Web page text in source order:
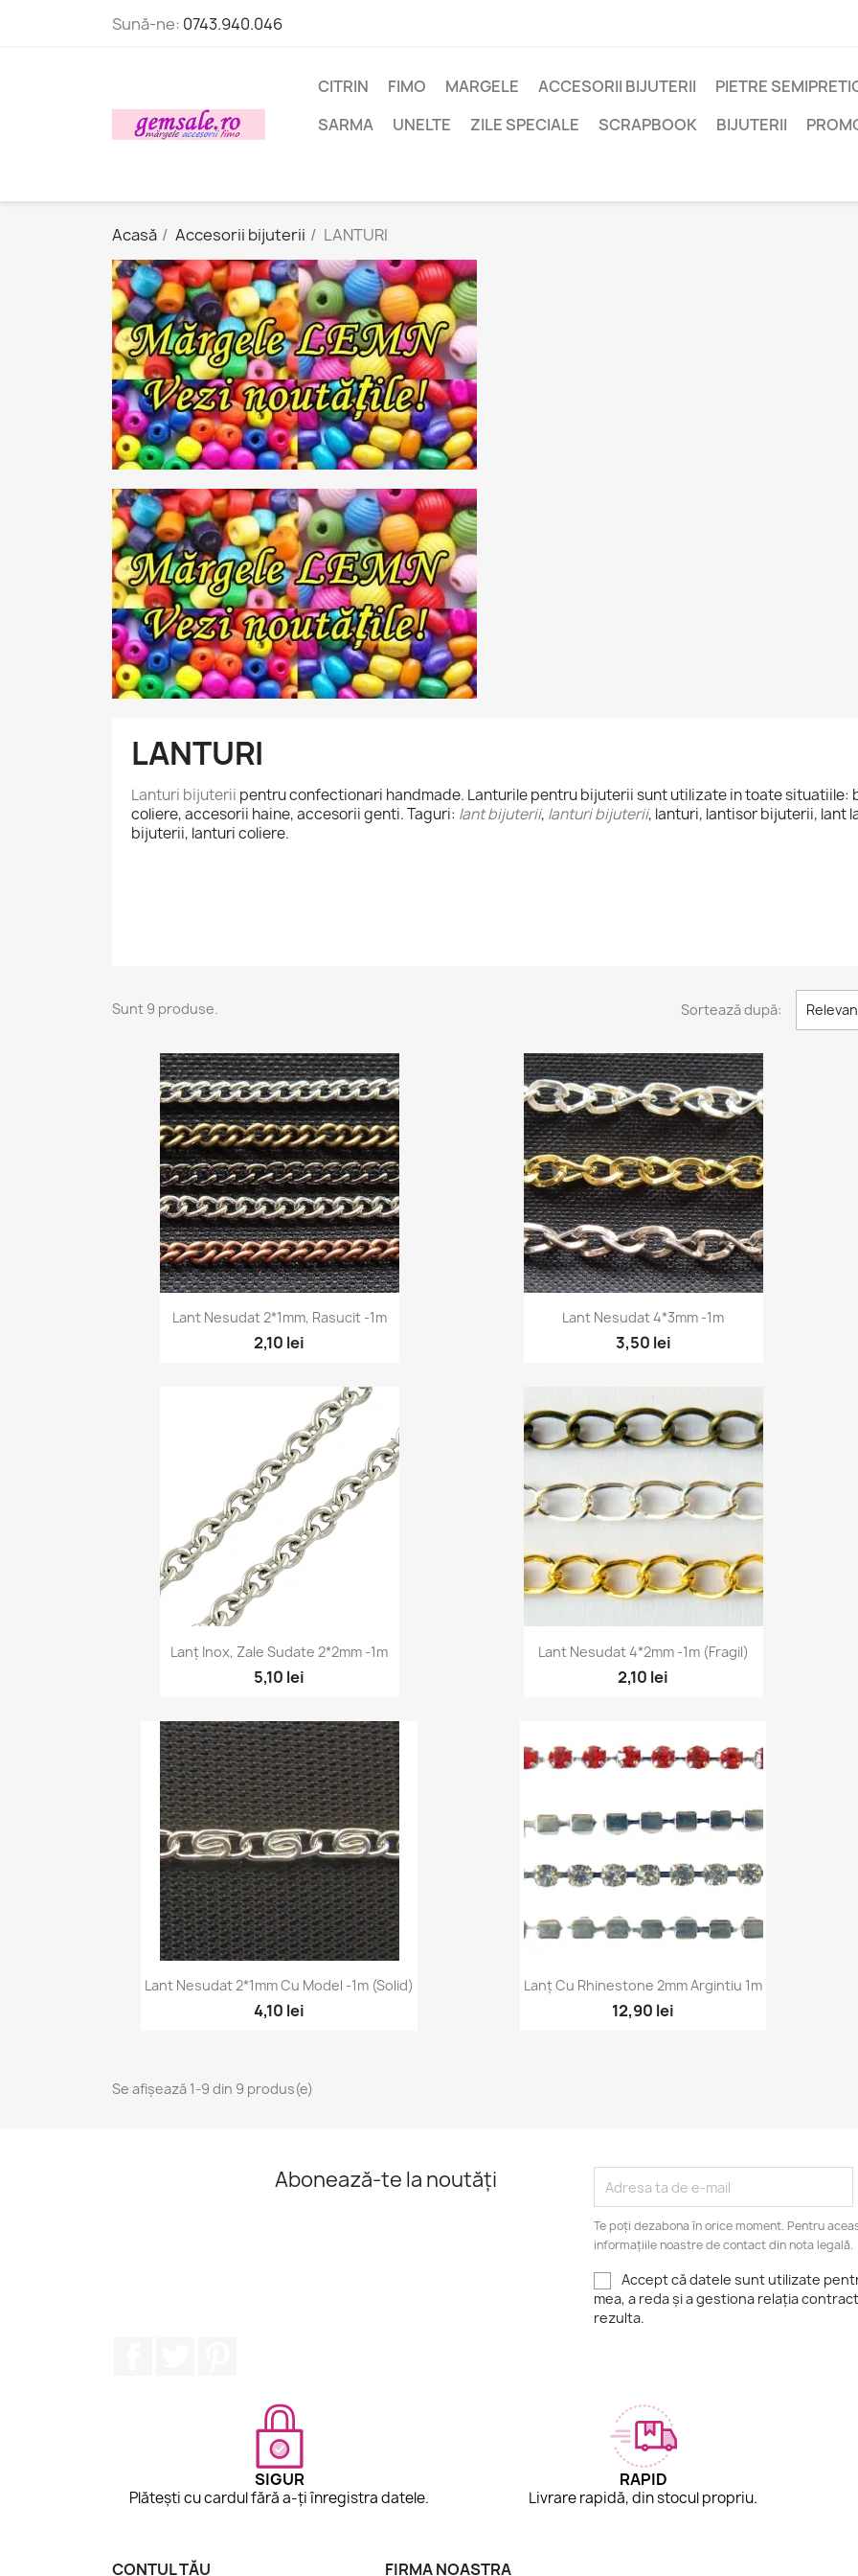
Sună-ne: 0743.940.046
CITRIN FIMO MARGELE ACCESORII BIJUTERII
PIETRE
SARMA
UNELTE ZILE SPECIALE SCRAPBOOK BIJUTERII
Acasă Accesorii bijuterii LANTURI
LANTURI
Lanturi bijuterii pentru confectionari handmade. Lanturile pentru bijuterii sunt utilizate in toate situatiile:
coliere, accesorii haine, accesorii genti. Taguri: lant bijuterii, lanturi bijuterii, lanturi, lantisor bijuterii, lant
bijuterii, lanturi coliere.
Sunt 9 produse. Sortează după:
Vizualizare rapidă
Lant Nesudat 2*1mm, Rasucit -1m
2,10 lei
Vizualizare rapidă
Lant Nesudat 4*3mm -1m
3,50 lei
Vizualizare rapidă
Lanț Inox, Zale Sudate 2*2mm -1m
5,10 lei
Vizualizare rapidă
Lant Nesudat 4*2mm -1m (fragil)
2,10 lei
Vizualizare rapidă
Lant Nesudat 2*1mm Cu Model -1m (solid)
4,10 lei
Vizualizare rapidă
Lanț Cu Rhinestone 2mm Argintiu 1m
12,90 lei
Se afișează 1-9 din 9 produs(e)
Abonează-te la noutăți
Te poți dezabona în orice moment. Pentru
informațiile noastre de contact din nota legală.
Accept că datele sunt utilizate
mea, a reda și a gestiona relația
rezulta.
SIGUR
Plătești cu cardul fără a-ți înregistra datele.
RAPID
Livrare rapidă, din stocul propriu.
CONTUL TĂU FIRMA NOASTRA